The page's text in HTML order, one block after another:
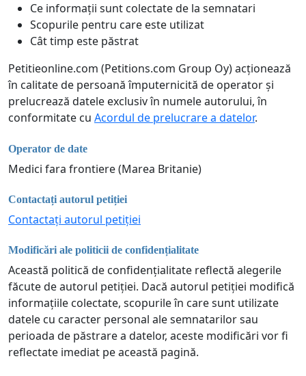
Ce informații sunt colectate de la semnatari
Scopurile pentru care este utilizat
Cât timp este păstrat
Petitieonline.com (Petitions.com Group Oy) acționează
în calitate de persoană împuternicită de operator și
prelucrează datele exclusiv în numele autorului, în
conformitate cu Acordul de prelucrare a datelor.
Operator de date
Medici fara frontiere (Marea Britanie)
Contactați autorul petiției
Contactați autorul petiției
Modificări ale politicii de confidențialitate
Această politică de confidențialitate reflectă alegerile
făcute de autorul petiției. Dacă autorul petiției modifică
informațiile colectate, scopurile în care sunt utilizate
datele cu caracter personal ale semnatarilor sau
perioada de păstrare a datelor, aceste modificări vor fi
reflectate imediat pe această pagină.